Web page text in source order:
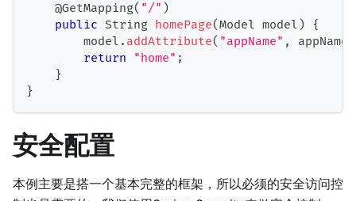
@GetMapping( "/" )
public String homePage(Model model ) {
        model
. addAttribute( "appName" , appName
return
"home" ;
}
}
安全配置
本例主要是搭一个基本完整的框架，所以必须的安全访问控